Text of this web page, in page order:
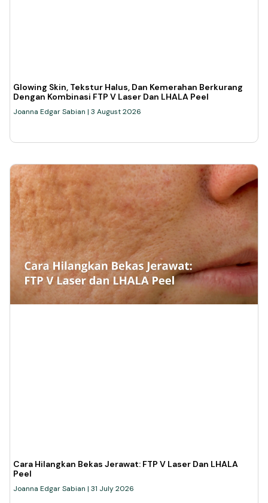
Glowing Skin, Tekstur Halus, Dan Kemerahan Berkurang
Dengan Kombinasi FTP V Laser Dan LHALA Peel
Joanna Edgar Sabian 3 August 2026
Cara Hilangkan Bekas Jerawat: FTP V Laser Dan LHALA
Peel
Joanna Edgar Sabian 31 July 2026